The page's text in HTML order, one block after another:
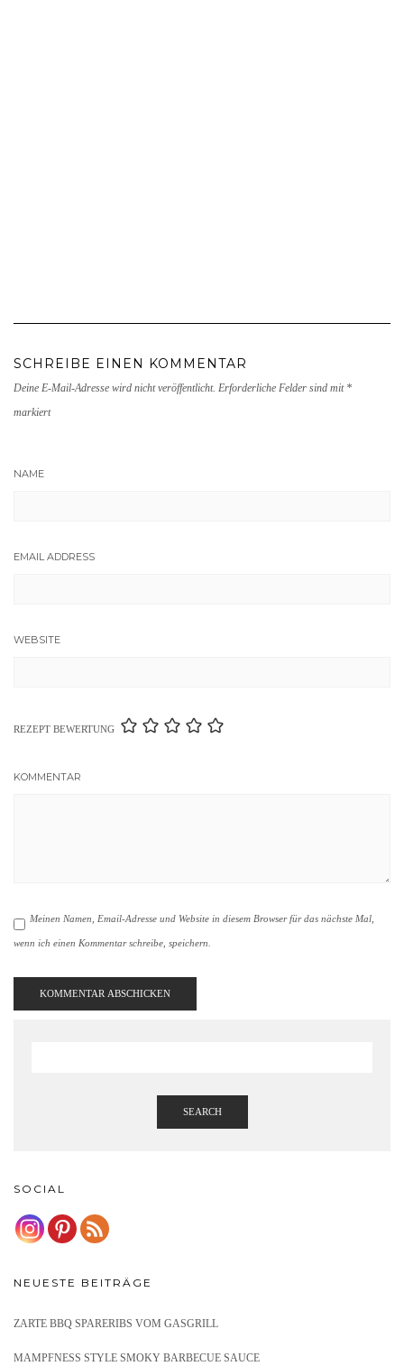
SCHREIBE EINEN KOMMENTAR
Deine E-Mail-Adresse wird nicht veröffentlicht. Erforderliche Felder sind mit *
markiert
NAME
EMAIL ADDRESS
WEBSITE
REZEPT BEWERTUNG
KOMMENTAR
Meinen Namen, Email-Adresse und Website in diesem Browser für das nächste Mal,
wenn ich einen Kommentar schreibe, speichern.
SEARCH
SOCIAL
NEUESTE BEITRÄGE
ZARTE BBQ SPARERIBS VOM GASGRILL
MAMPFNESS STYLE SMOKY BARBECUE SAUCE